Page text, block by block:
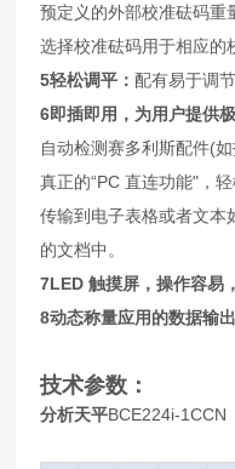
预定义的外部校准砝码重
选择校准砝码用于相应的
5轻松调平：配有易于调
6即插即用，为用户提供
自动检测赛多利斯配件(
真正的“PC 直连功能"，
传输到电子表格或者文
的文档中。
7LED触摸屏，操作容易
8动态称量应用的数据输
技术参数：
分析天平BCE224i-1CCN